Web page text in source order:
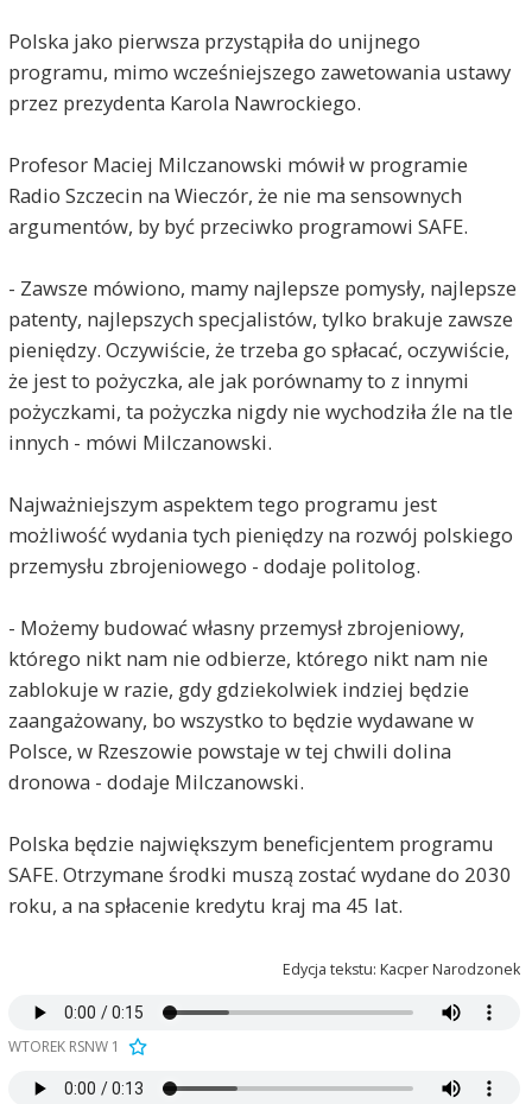
Polska jako pierwsza przystąpiła do unijnego
programu, mimo wcześniejszego zawetowania ustawy
przez prezydenta Karola Nawrockiego.
Profesor Maciej Milczanowski mówił w programie
Radio Szczecin na Wieczór, że nie ma sensownych
argumentów, by być przeciwko programowi SAFE.
- Zawsze mówiono, mamy najlepsze pomysły, najlepsze
patenty, najlepszych specjalistów, tylko brakuje zawsze
pieniędzy. Oczywiście, że trzeba go spłacać, oczywiście,
że jest to pożyczka, ale jak porównamy to z innymi
pożyczkami, ta pożyczka nigdy nie wychodziła źle na tle
innych - mówi Milczanowski.
Najważniejszym aspektem tego programu jest
możliwość wydania tych pieniędzy na rozwój polskiego
przemysłu zbrojeniowego - dodaje politolog.
- Możemy budować własny przemysł zbrojeniowy,
którego nikt nam nie odbierze, którego nikt nam nie
zablokuje w razie, gdy gdziekolwiek indziej będzie
zaangażowany, bo wszystko to będzie wydawane w
Polsce, w Rzeszowie powstaje w tej chwili dolina
dronowa - dodaje Milczanowski.
Polska będzie największym beneficjentem programu
SAFE. Otrzymane środki muszą zostać wydane do 2030
roku, a na spłacenie kredytu kraj ma 45 lat.
Edycja tekstu: Kacper Narodzonek
WTOREK RSNW 1